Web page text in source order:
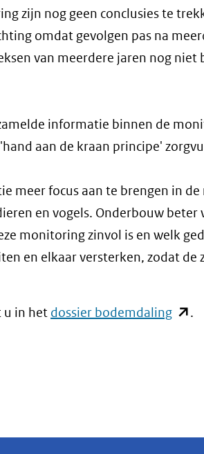
zijn nog geen conclusies te
omdat gevolgen pas na
van meerdere jaren nog niet
informatie binnen de
aan de kraan principe'
meer focus aan te brengen in
en vogels. Onderbouw beter
monitoring zinvol is en welk
en elkaar versterken, zodat de
u in het dossier bodemdaling(opent
.